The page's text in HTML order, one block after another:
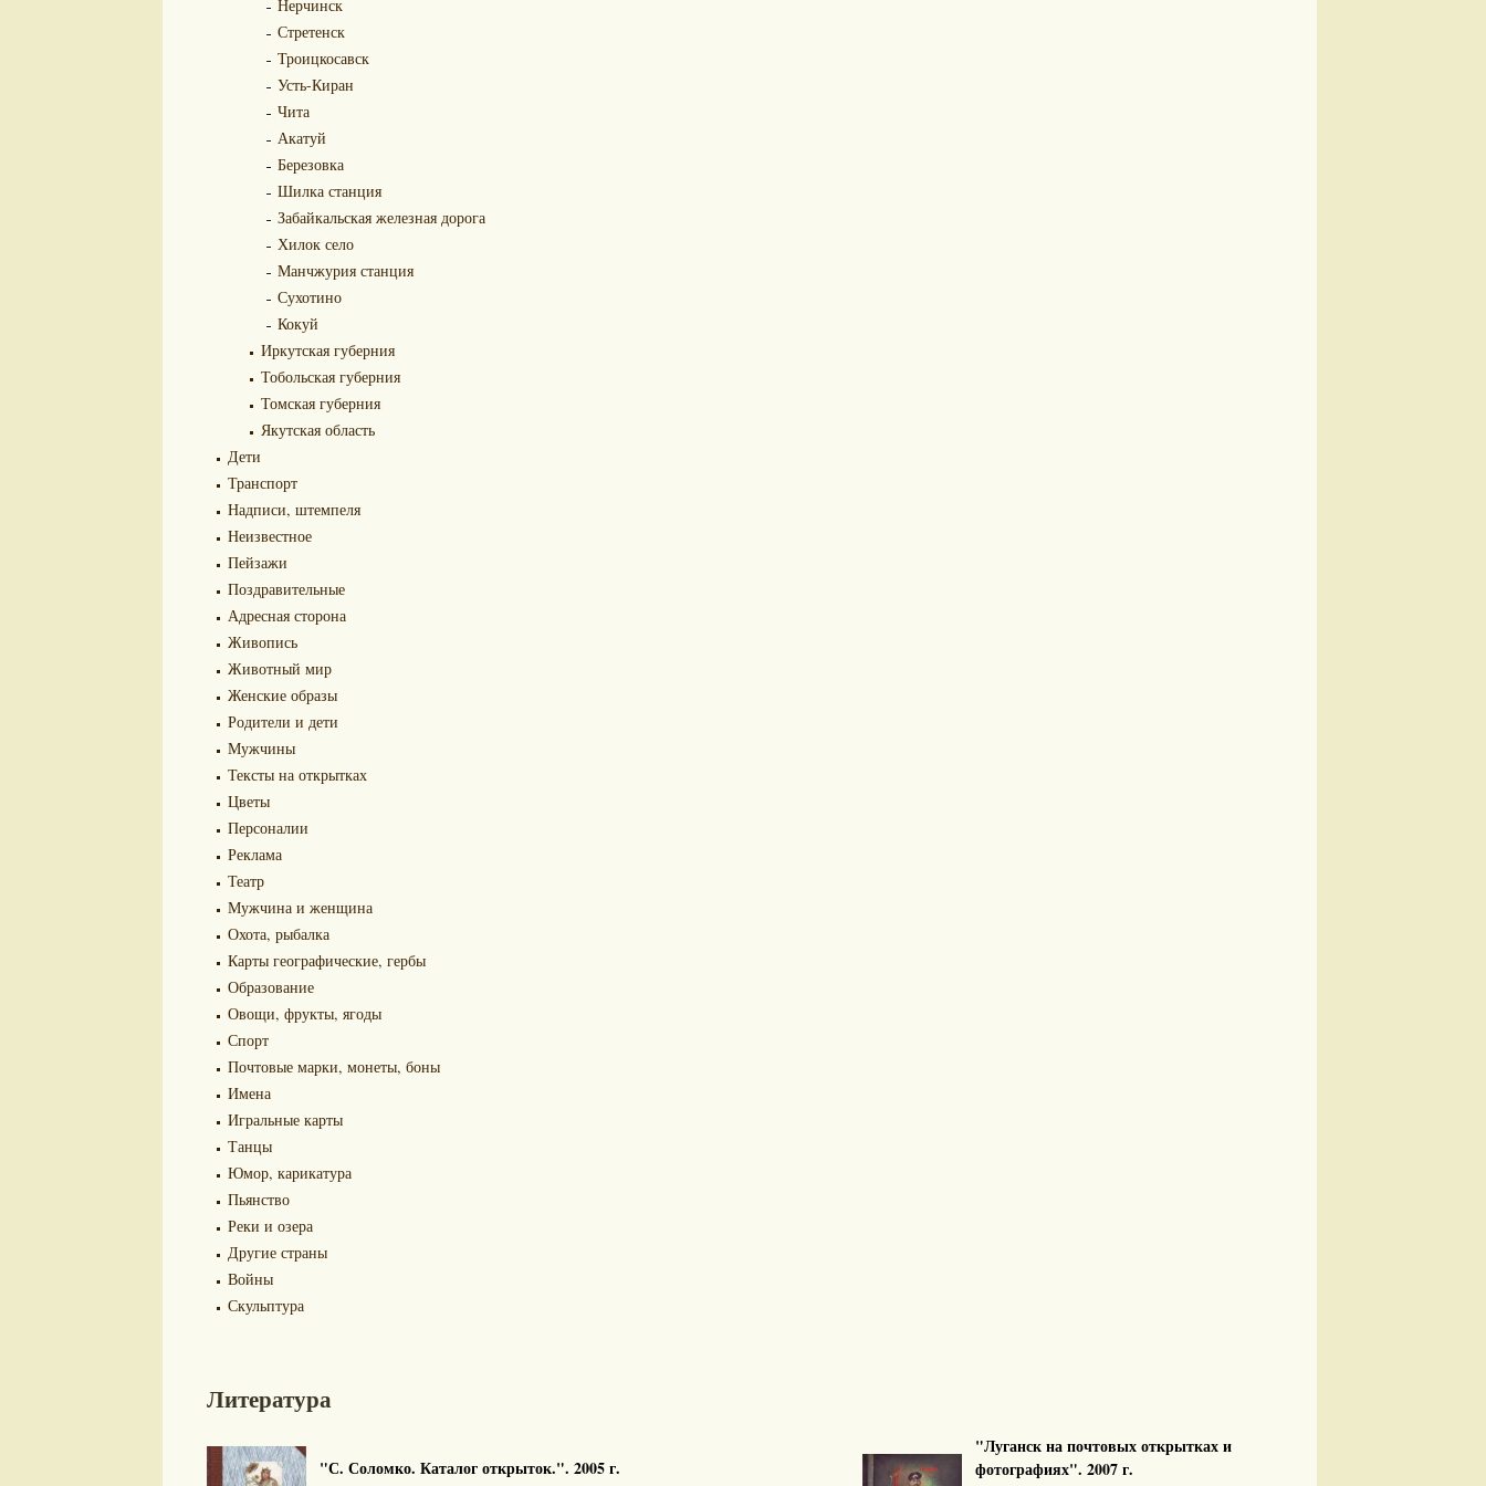
Нерчинск
Стретенск
Троицкосавск
Усть-Киран
Чита
Акатуй
Березовка
Шилка станция
Забайкальская железная дорога
Хилок село
Манчжурия станция
Сухотино
Кокуй
Иркутская губерния
Тобольская губерния
Томская губерния
Якутская область
Дети
Транспорт
Надписи, штемпеля
Неизвестное
Пейзажи
Поздравительные
Адресная сторона
Живопись
Животный мир
Женские образы
Родители и дети
Мужчины
Тексты на открытках
Цветы
Персоналии
Реклама
Театр
Мужчина и женщина
Охота, рыбалка
Карты географические, гербы
Образование
Овощи, фрукты, ягоды
Спорт
Почтовые марки, монеты, боны
Имена
Игральные карты
Танцы
Юмор, карикатура
Пьянство
Реки и озера
Другие страны
Войны
Скульптура
Литература
"С. Соломко. Каталог открыток.". 2005 г.
"Луганск на почтовых открытках и
фотографиях". 2007 г.